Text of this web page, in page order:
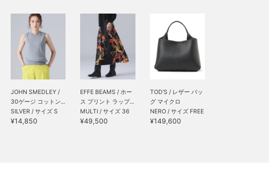
JOHN SMEDLEY /
30ゲージ コットン...
SILVER / サイズ S
¥14,850
EFFE BEAMS / ホー
ス プリント ラップ...
MULTI / サイズ 36
¥49,500
TOD’S / レザー バッ
グ マイクロ
NERO / サイズ FREE
¥149,600